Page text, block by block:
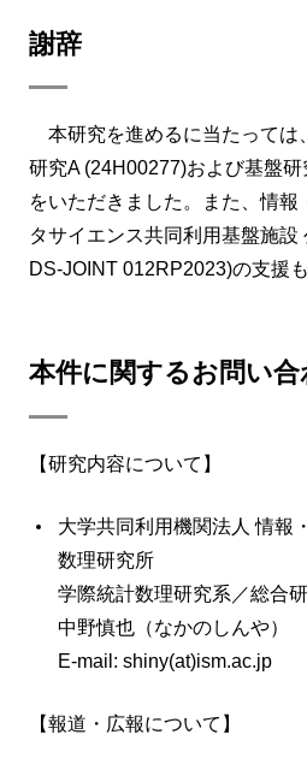
謝辞
本研究を進めるに当たっては
研究A (24H00277)および基盤
をいただきました。また、情
タサイエンス共同利用基盤施設
DS-JOINT 012RP2023)の支援
本件に関するお問い
【研究内容について】
大学共同利用機関法人 情報
数理研究所
学際統計数理研究系／総合
中野慎也（なかのしんや）
E-mail: shiny(at)ism.ac.jp
【報道・広報について】